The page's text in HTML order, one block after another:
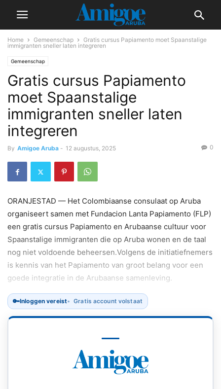
Home Gemeenschap
Gratis cursus Papiamento moet Spaanstalige
immigranten sneller laten integreren
Gemeenschap
Gratis cursus Papiamento
moet Spaanstalige
immigranten sneller laten
integreren
By Amigoe Aruba - 12 augustus, 2025 0
ORANJESTAD — Het Colombiaanse consulaat op Aruba
organiseert samen met Fundacion Lanta Papiamento (FLP)
een gratis cursus Papiamento en Arubaanse cultuur voor
Spaanstalige immigranten die op Aruba wonen en de taal
nog niet voldoende beheersen.Volgens de initiatiefnemers
is kennis van het Papiamento van groot belang voor een
goede integratie in de Arubaanse samenleving.
🔑Inloggen vereist Gratis account volstaat